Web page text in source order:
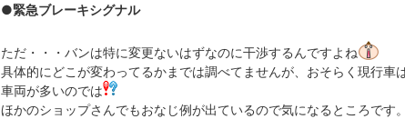
●緊急ブレーキシグナル
ただ・・・バンは特に変更ないはずなのに干渉するんですよね
具体的にどこが変わってるかまでは調べてませんが、おそらく現行車
車両が多いのでは
ほかのショップさんでもおなじ例が出ているので気になるところです。